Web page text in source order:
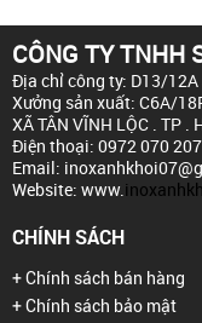
CÔNG TY TNHH
Địa chỉ công ty: D13/12A
Xưởng sản xuất: C6A/
XÃ TÂN VĨNH LỘC . TP .
Điện thoại: 0972 070 207
Email:
Website: www.
CHÍNH SÁCH
+ Chính sách bán hàng
+ Chính sách bảo mật